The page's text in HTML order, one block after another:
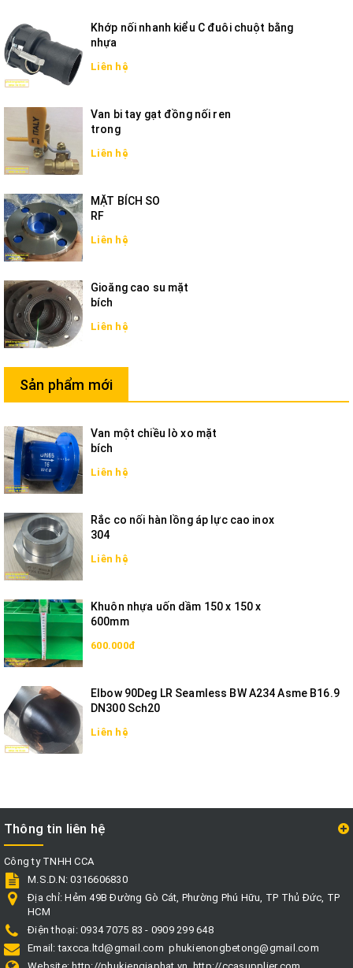
Khớp nối nhanh kiểu C đuôi chuột bằng
nhựa
Liên hệ
Van bi tay gạt đồng nối ren
trong
Liên hệ
MẶT BÍCH SO
RF
Liên hệ
Gioăng cao su mặt
bích
Liên hệ
Sản phẩm mới
Van một chiều lò xo mặt
bích
Liên hệ
Rắc co nối hàn lồng áp lực cao inox
304
Liên hệ
Khuôn nhựa uốn dầm 150 x 150 x
600mm
600.000đ
Elbow 90Deg LR Seamless BW A234 Asme B16.9
DN300 Sch20
Liên hệ
Thông tin liên hệ
Công ty TNHH CCA
M.S.D.N: 0316606830
Địa chỉ:Hẻm 49B Đường Gò Cát, Phường Phú Hữu, TP Thủ Đức, TP
HCM
Điện thoại: 0934 7075 83 - 0909 299 648
Email:taxcca.ltd@gmail.com phukienongbetong@gmail.com